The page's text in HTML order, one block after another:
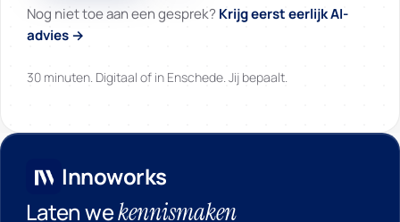
Nog niet toe aan een gesprek? Krijg eerst eerlijk AI-
advies →
30 minuten. Digitaal of in Enschede. Jij bepaalt.
Innoworks
Innoworks
Laten wekennismaken